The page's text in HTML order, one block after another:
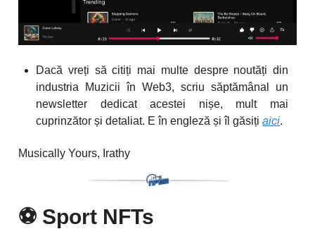
Dacă vreți să citiți mai multe despre noutăți din
industria Muzicii în Web3, scriu săptămânal un
newsletter dedicat acestei nișe, mult mai
cuprinzător și detaliat. E în engleză și îl găsiți aici.
Musically Yours, Irathy
⚽️ Sport NFTs